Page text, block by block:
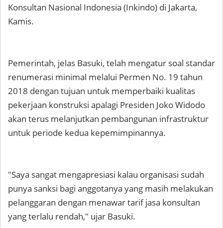
Konsultan Nasional Indonesia (Inkindo) di Jakarta,
Kamis.
Pemerintah, jelas Basuki, telah mengatur soal standar
renumerasi minimal melalui Permen No. 19 tahun
2018 dengan tujuan untuk memperbaiki kualitas
pekerjaan konstruksi apalagi Presiden Joko Widodo
akan terus melanjutkan pembangunan infrastruktur
untuk periode kedua kepemimpinannya.
"Saya sangat mengapresiasi kalau organisasi sudah
punya sanksi bagi anggotanya yang masih melakukan
pelanggaran dengan menawar tarif jasa konsultan
yang terlalu rendah," ujar Basuki.